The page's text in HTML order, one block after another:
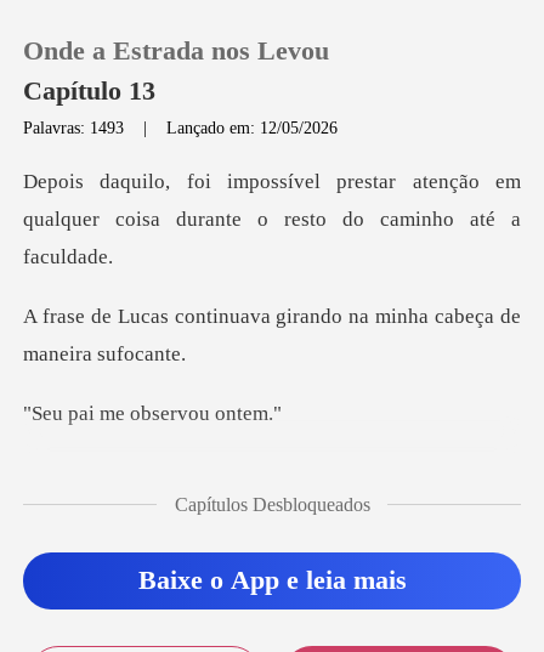
0
Loja
Histórico
Onde a Estrada nos Levou
Capítulo 13
Palavras: 1493 |Lançado em: 12/05/2026
ar atenção em
qualquer coisa durante
ava girando na minha cab
me observ
esp
Capítulos Desbloqueados
Baixe o App e leia mais